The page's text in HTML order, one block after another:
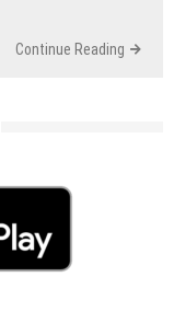
Continue Reading